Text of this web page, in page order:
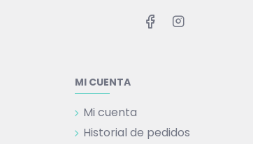
MI CUENTA
Mi cuenta
Historial de pedidos